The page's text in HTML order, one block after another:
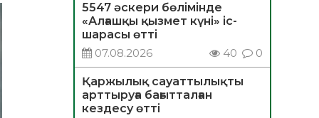
5547 әскери бөлімінде
«Алғашқы қызмет күні» іс-
шарасы өтті
07.08.2026
40 0
Қаржылық сауаттылықты
арттыруға бағытталған
кездесу өтті